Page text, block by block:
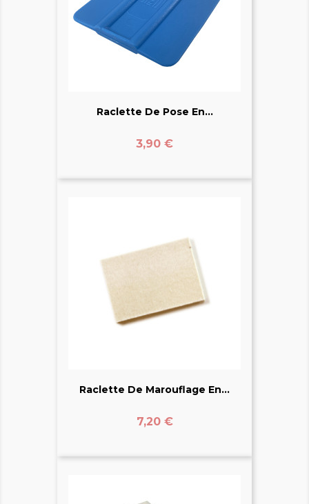
Raclette De Pose En...
Prix
3,90 €
Raclette De Marouflage En...
Prix
7,20 €